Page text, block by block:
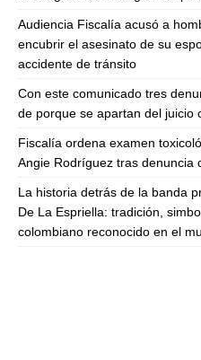
Audiencia Fiscalía acusó a
encubrir el asesinato de su
accidente de tránsito
Con este comunicado tres
de porque se apartan del juicio
Fiscalía ordena examen
Angie Rodríguez tras denuncia
La historia detrás de la banda
De La Espriella: tradición,
colombiano reconocido en el